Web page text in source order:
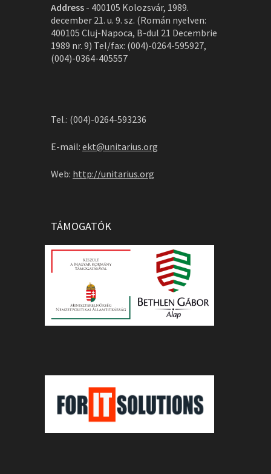
Address - 400105 Kolozsvár, 1989.
december 21. u. 9. sz. (Román nyelven:
400105 Cluj-Napoca, B-dul 21 Decembrie
1989 nr. 9) Tel/fax: (004)-0264-595927,
(004)-0364-405557
Tel.: (004)-0264-593236
E-mail: ekt@unitarius.org
Web: http://unitarius.org
TÁMOGATÓK